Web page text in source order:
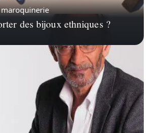
des bijoux ethniques ?